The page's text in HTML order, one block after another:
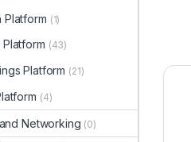
Platform (1)
(43)
Platform (21)
(4)
Networking (0)